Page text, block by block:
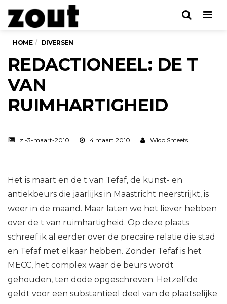
HOME DIVERSEN
REDACTIONEEL: DE T
VAN
RUIMHARTIGHEID
zl-3-maart-2010 4 maart 2010 Wido Smeets
Het is maart en de t van Tefaf, de kunst- en
antiekbeurs die jaarlijks in Maastricht neerstrijkt, is
weer in de maand. Maar laten we het liever hebben
over de t van ruimhartigheid. Op deze plaats
schreef ik al eerder over de precaire relatie die stad
en Tefaf met elkaar hebben. Zonder Tefaf is het
MECC, het complex waar de beurs wordt
gehouden, ten dode opgeschreven. Hetzelfde
geldt voor een substantieel deel van de plaatselijke